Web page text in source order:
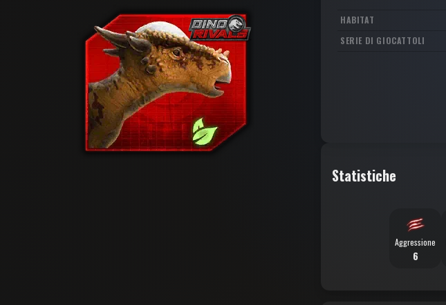
HABITAT
SERIE DI GIOCATTOLI
Statistiche
Aggressione
6